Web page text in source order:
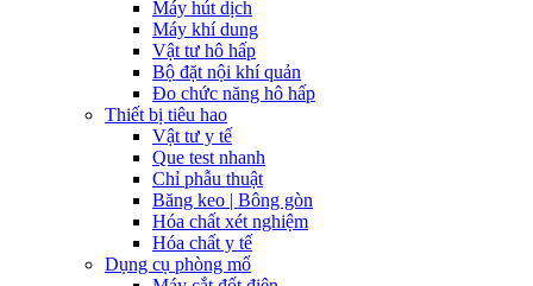
Máy hút dịch
Máy khí dung
Vật tư hô hấp
Bộ đặt nội khí quản
Đo chức năng hô hấp
Thiết bị tiêu hao
Vật tư y tế
Que test nhanh
Chỉ phẫu thuật
Băng keo | Bông gòn
Hóa chất xét nghiệm
Hóa chất y tế
Dụng cụ phòng mổ